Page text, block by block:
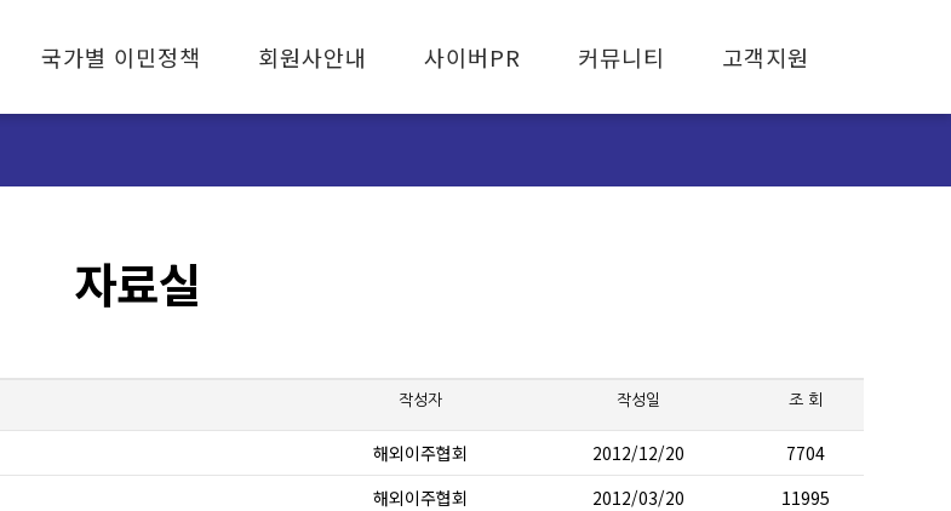
국가별 이민정책
미국 이민
회원사안내
자문사 안내
사이버PR
뉴스레터
커뮤니티
활동사항
고객지원
FAQ
자료실
작성자 작성일 조 회
해외이주협회 2012/12/20
7704
해외이주협회 2012/03/20
11995